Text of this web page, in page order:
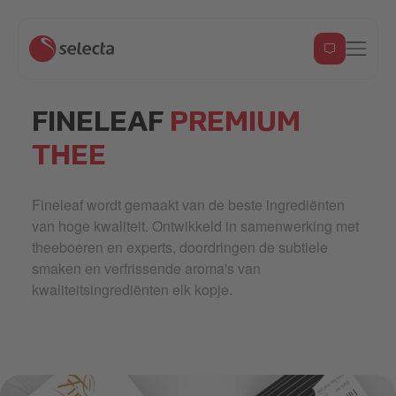
FINELEAF PREMIUM
THEE
Fineleaf wordt gemaakt van de beste ingrediënten
van hoge kwaliteit. Ontwikkeld in samenwerking met
theeboeren en experts, doordringen de subtiele
smaken en verfrissende aroma's van
kwaliteitsingrediënten elk kopje.